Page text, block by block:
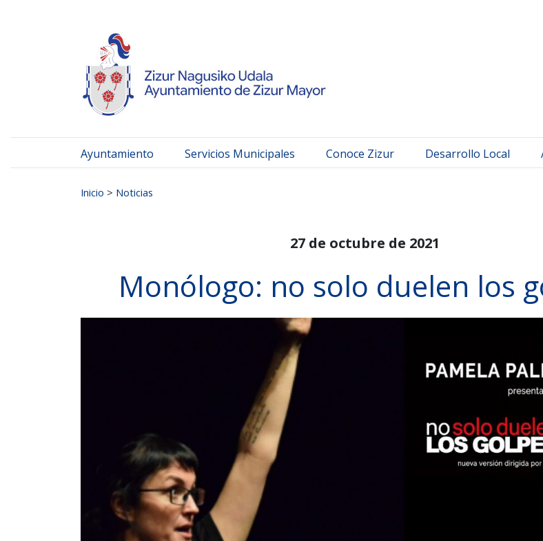
Ayuntamiento Servicios Municipales Conoce Zizur Desarrollo Local
Inicio > Noticias
27 de octubre de 2021
Monólogo: no solo duelen los